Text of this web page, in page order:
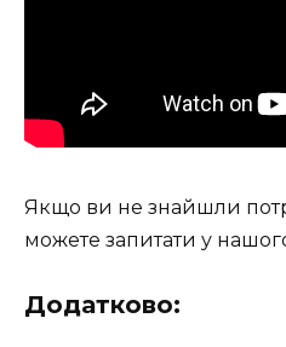
Якщо ви не знайшли
можете запитати у
Додатково: